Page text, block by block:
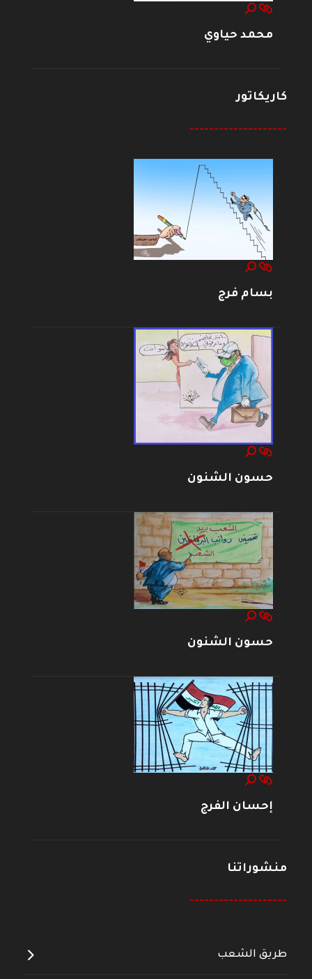
محمد حياوي
كاريكاتور
--------------------
بسام فرج
حسون الشنون
حسون الشنون
إحسان الفرج
منشوراتنا
--------------------
طريق الشعب